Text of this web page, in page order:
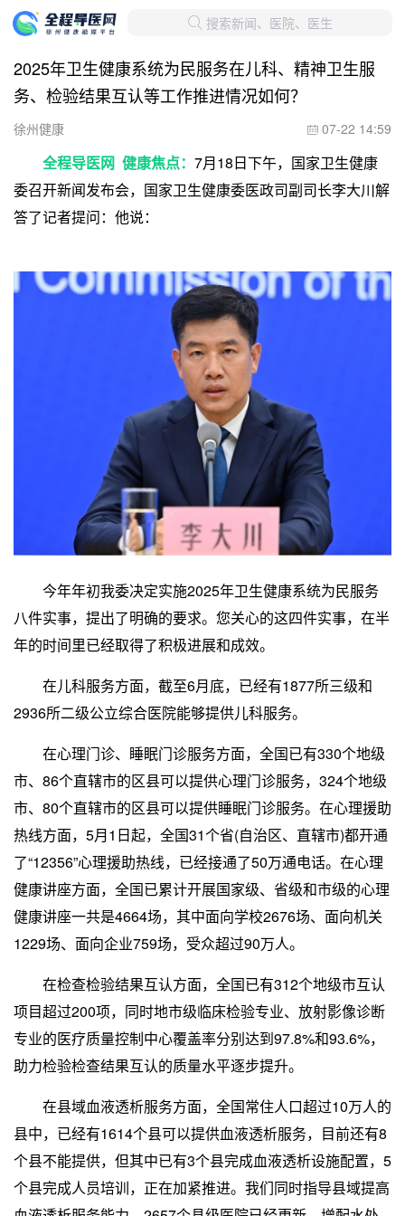
 搜索新闻、医院、医生
2025年卫生健康系统为民服务在儿科、精神卫生服
务、检验结果互认等工作推进情况如何？
徐州健康  07-22 14:59
全程导医网 健康焦点： 7月18日下午，国家卫生健康
委召开新闻发布会，国家卫生健康委医政司副司长李大川解
答了记者提问：他说：
今年年初我委决定实施2025年卫生健康系统为民服务
八件实事，提出了明确的要求。您关心的这四件实事，在半
年的时间里已经取得了积极进展和成效。
在儿科服务方面，截至6月底，已经有1877所三级和
2936所二级公立综合医院能够提供儿科服务。
在心理门诊、睡眠门诊服务方面，全国已有330个地级
市、86个直辖市的区县可以提供心理门诊服务，324个地级
市、80个直辖市的区县可以提供睡眠门诊服务。在心理援助
热线方面，5月1日起，全国31个省(自治区、直辖市)都开通
了“12356”心理援助热线，已经接通了50万通电话。在心理
健康讲座方面，全国已累计开展国家级、省级和市级的心理
健康讲座一共是4664场，其中面向学校2676场、面向机关
1229场、面向企业759场，受众超过90万人。
在检查检验结果互认方面，全国已有312个地级市互认
项目超过200项，同时地市级临床检验专业、放射影像诊断
专业的医疗质量控制中心覆盖率分别达到97.8%和93.6%，
助力检验检查结果互认的质量水平逐步提升。
在县域血液透析服务方面，全国常住人口超过10万人的
县中，已经有1614个县可以提供血液透析服务，目前还有8
个县不能提供，但其中已有3个县完成血液透析设施配置，5
个县完成人员培训，正在加紧推进。我们同时指导县域提高